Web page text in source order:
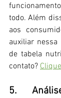
todo. Além
aos
auxiliar
de tabela
contato?
5.